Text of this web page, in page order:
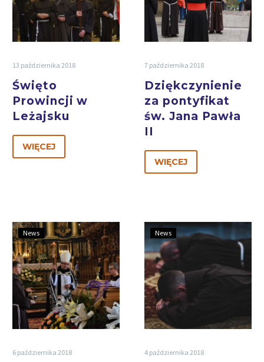
13 października 2018
Święto
Prowincji w
Leżajsku
WIĘCEJ
7 października 2018
Dziękczynienie
za pontyfikat
św. Jana Pawła
II
WIĘCEJ
News
6 października 2018
News
4 października 2018